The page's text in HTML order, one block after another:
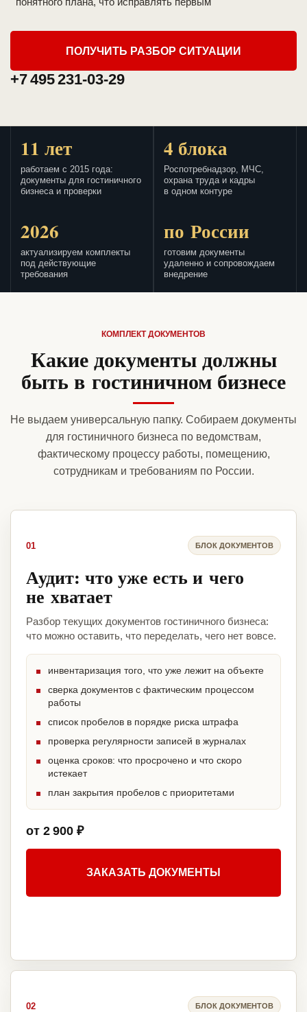
ПОЛУЧИТЬ РАЗБОР СИТУАЦИИ
+7 495 231-03-29
11 лет
работаем с 2015 года:
документы для гостиничного
бизнеса и проверки
4 блока
Роспотребнадзор, МЧС,
охрана труда и кадры
в одном контуре
2026
актуализируем комплекты
под действующие
требования
по России
готовим документы
удаленно и сопровождаем
внедрение
КОМПЛЕКТ ДОКУМЕНТОВ
Какие документы должны
быть в гостиничном бизнесе
Не выдаем универсальную папку. Собираем документы
для гостиничного бизнеса по ведомствам,
фактическому процессу работы, помещению,
сотрудникам и требованиям по России.
01 БЛОК ДОКУМЕНТОВ
Аудит: что уже есть и чего
не хватает
Разбор текущих документов гостиничного бизнеса:
что можно оставить, что переделать, чего нет вовсе.
инвентаризация того, что уже лежит на объекте
сверка документов с фактическим процессом
работы
список пробелов в порядке риска штрафа
проверка регулярности записей в журналах
оценка сроков: что просрочено и что скоро
истекает
план закрытия пробелов с приоритетами
от 2 900 ₽
ЗАКАЗАТЬ ДОКУМЕНТЫ
02 БЛОК ДОКУМЕНТОВ